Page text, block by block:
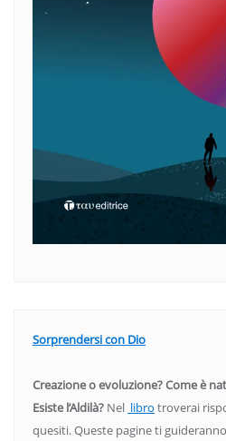
Sorprendersi con Dio
Creazione o evoluzione? Come è
Esiste l’Aldilà? Nel libro troverai
quesiti. Queste pagine ti